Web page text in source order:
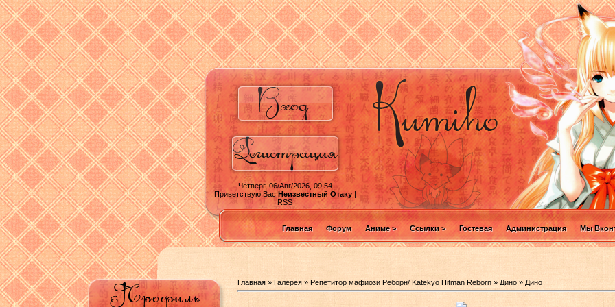
Четверг, 06/Авг/2026, 09:54
Приветствую ВасНеизвестный Отаку|
RSS
Главная Форум Аниме > Ссылки > Гостевая Администрация Мы
Главная »Галерея » Репетитор мафиози Реборн/ Katekyo Hitman Reborn » Дино » Дино